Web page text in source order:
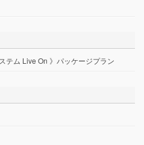
テム Live On 》パッケージプラン